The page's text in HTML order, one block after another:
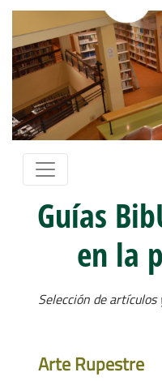
Guías
en la
Selección de
Arte Rupestre